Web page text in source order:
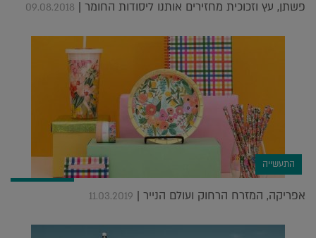
פשתן, עץ וזכוכית מחזירים אותנו ליסודות החומר | 09.08.2018
התעשייה
אפריקה, המזרח הרחוק ועולם הנייר | 11.03.2019